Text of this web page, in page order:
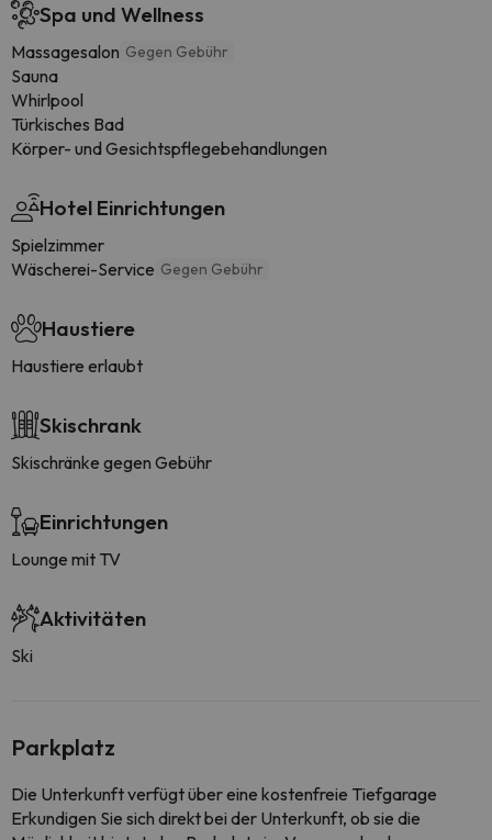
Spa und Wellness
Massagesalon Gegen Gebühr
Sauna
Whirlpool
Türkisches Bad
Körper- und Gesichtspflegebehandlungen
Hotel Einrichtungen
Spielzimmer
Wäscherei-Service Gegen Gebühr
Haustiere
Haustiere erlaubt
Skischrank
Skischränke gegen Gebühr
Einrichtungen
Lounge mit TV
Aktivitäten
Ski
Parkplatz
Die Unterkunft verfügt über eine kostenfreie Tiefgarage
Erkundigen Sie sich direkt bei der Unterkunft, ob sie die